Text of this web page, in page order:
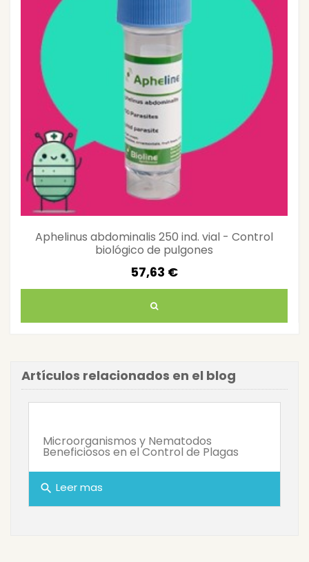
Aphelinus abdominalis 250 ind. vial - Control
biológico de pulgones
57,63 €
Artículos relacionados en el blog
Microorganismos y Nematodos
Beneficiosos en el Control de Plagas
search Leer mas